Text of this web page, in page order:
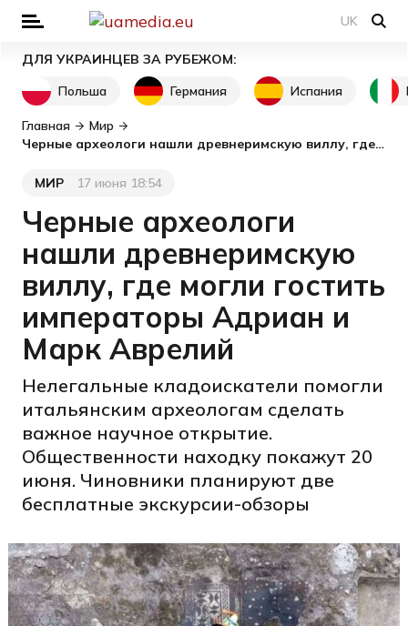
UK
ДЛЯ УКРАИНЦЕВ ЗА РУБЕЖОМ:
Польша
Германия Испания
Главная
Мир
Черные археологи нашли древнеримскую виллу, где могли гостить императоры Адриан и Марк Аврелий
Категория
МИР
Дата публикации
17 июня 18:54
Черные археологи
нашли древнеримскую
виллу, где могли гостить
императоры Адриан и
Марк Аврелий
Нелегальные кладоискатели помогли
итальянским археологам сделать
важное научное открытие.
Общественности находку покажут 20
июня. Чиновники планируют две
бесплатные экскурсии-обзоры